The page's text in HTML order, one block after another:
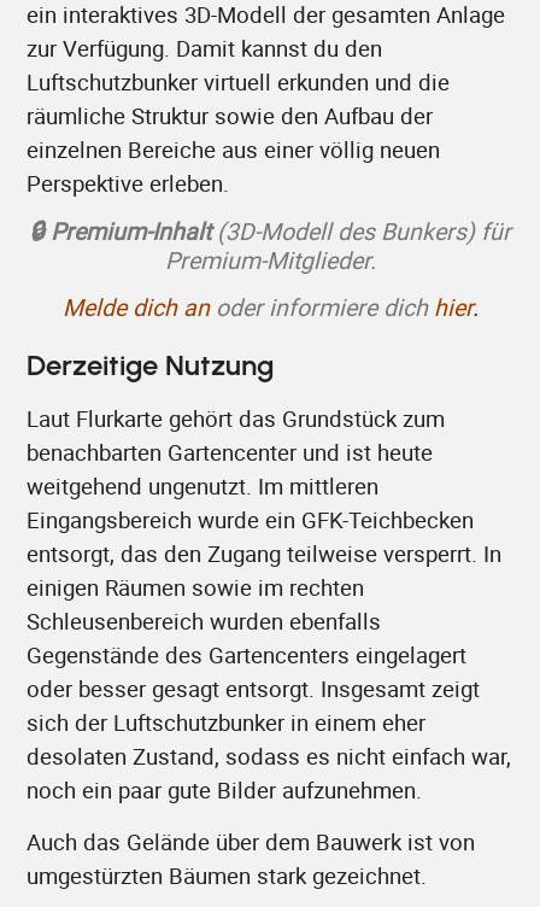
ein interaktives 3D-Modell der gesamten Anlage
zur Verfügung. Damit kannst du den
Luftschutzbunker virtuell erkunden und die
räumliche Struktur sowie den Aufbau der
einzelnen Bereiche aus einer völlig neuen
Perspektive erleben.
🔒 Premium-Inhalt(3D-Modell des Bunkers) für
Premium-Mitglieder.
Melde dich an oder informiere dich hier.
Derzeitige Nutzung
Laut Flurkarte gehört das Grundstück zum
benachbarten Gartencenter und ist heute
weitgehend ungenutzt. Im mittleren
Eingangsbereich wurde ein GFK-Teichbecken
entsorgt, das den Zugang teilweise versperrt. In
einigen Räumen sowie im rechten
Schleusenbereich wurden ebenfalls
Gegenstände des Gartencenters eingelagert
oder besser gesagt entsorgt. Insgesamt zeigt
sich der Luftschutzbunker in einem eher
desolaten Zustand, sodass es nicht einfach war,
noch ein paar gute Bilder aufzunehmen.
Auch das Gelände über dem Bauwerk ist von
umgestürzten Bäumen stark gezeichnet.